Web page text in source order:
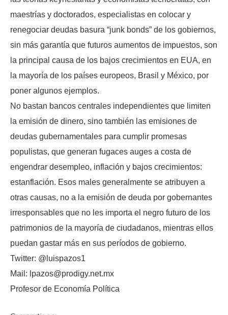
maestrías y doctorados, especialistas en colocar y
renegociar deudas basura “junk bonds” de los gobiernos,
sin más garantía que futuros aumentos de impuestos, son
la principal causa de los bajos crecimientos en EUA, en
la mayoría de los países europeos, Brasil y México, por
poner algunos ejemplos.
No bastan bancos centrales independientes que limiten
la emisión de dinero, sino también las emisiones de
deudas gubernamentales para cumplir promesas
populistas, que generan fugaces auges a costa de
engendrar desempleo, inflación y bajos crecimientos:
estanflación. Esos males generalmente se atribuyen a
otras causas, no a la emisión de deuda por gobernantes
irresponsables que no les importa el negro futuro de los
patrimonios de la mayoría de ciudadanos, mientras ellos
puedan gastar más en sus períodos de gobierno.
Twitter: @luispazos1
Mail: lpazos@prodigy.net.mx
Profesor de Economía Política